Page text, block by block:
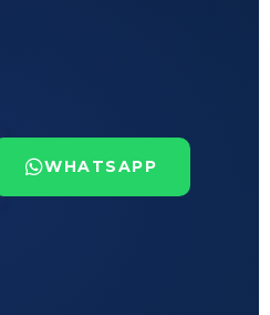
WHATSAPP